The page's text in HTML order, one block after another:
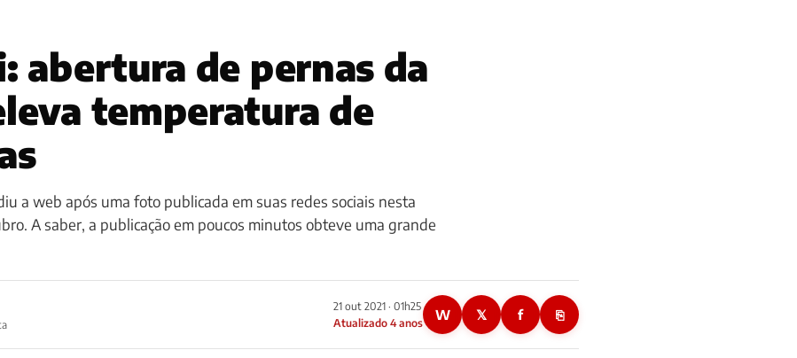
abertura de pernas da
temperatura de
a web após uma foto publicada em suas redes sociais nesta
A saber, a publicação em poucos minutos obteve uma grande
21 out 2021 · 01h25
Atualizado 4 anos
W 𝕏 f ⎘